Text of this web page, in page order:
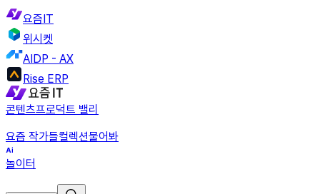
요즘IT
위시켓
AIDP - AX
Rise ERP
콘텐츠프로덕트 밸리
요즘 작가들컬렉션물어봐
놀이터